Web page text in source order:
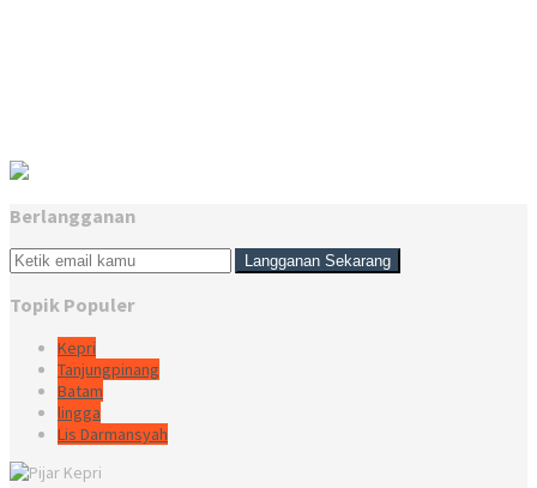
Berlangganan
Topik Populer
Kepri
Tanjungpinang
Batam
lingga
Lis Darmansyah